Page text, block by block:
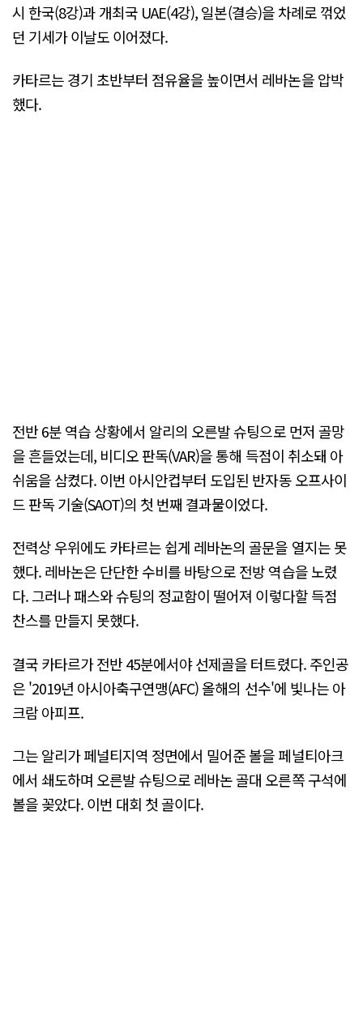
시 한국(8강)과 개최국 UAE(4강), 일본(결승)을 차례로 꺾었
던 기세가 이날도 이어졌다.
카타르는 경기 초반부터 점유율을 높이면서 레바논을 압박
했다.
전반 6분 역습 상황에서 알리의 오른발 슈팅으로 먼저 골망
을 흔들었는데, 비디오 판독(VAR)을 통해 득점이 취소돼 아
쉬움을 삼켰다. 이번 아시안컵부터 도입된 반자동 오프사이
드 판독 기술(SAOT)의 첫 번째 결과물이었다.
전력상 우위에도 카타르는 쉽게 레바논의 골문을 열지는 못
했다. 레바논은 단단한 수비를 바탕으로 전방 역습을 노렸
다. 그러나 패스와 슈팅의 정교함이 떨어져 이렇다할 득점
찬스를 만들지 못했다.
결국 카타르가 전반 45분에서야 선제골을 터트렸다. 주인공
은 '2019년 아시아축구연맹(AFC) 올해의 선수'에 빛나는 아
크람 아피프.
그는 알리가 페널티지역 정면에서 밀어준 볼을 페널티아크
에서 쇄도하며 오른발 슈팅으로 레바논 골대 오른쪽 구석에
볼을 꽂았다. 이번 대회 첫 골이다.